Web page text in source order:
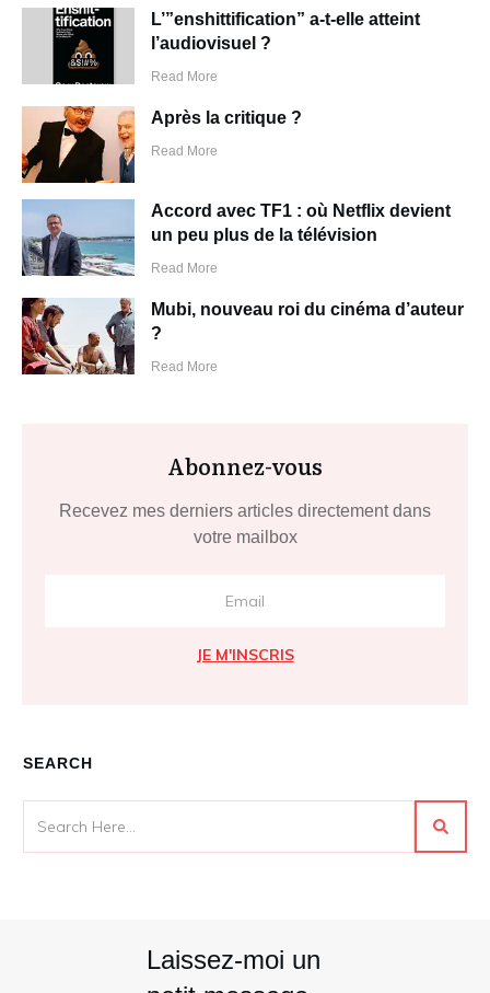
L’”enshittification” a-t-elle atteint
l’audiovisuel ?
Read More
Après la critique ?
Read More
Accord avec TF1 : où Netflix devient
un peu plus de la télévision
Read More
Mubi, nouveau roi du cinéma d’auteur
?
Read More
Abonnez-vous
Recevez mes derniers articles directement dans
votre mailbox
JE M'INSCRIS
SEARCH
Laissez-moi un